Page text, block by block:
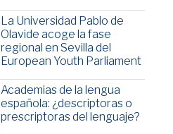
La Universidad Pablo de
Olavide acoge la fase
regional en Sevilla del
European Youth Parliament
Academias de la lengua
española: ¿descriptoras o
prescriptoras del lenguaje?